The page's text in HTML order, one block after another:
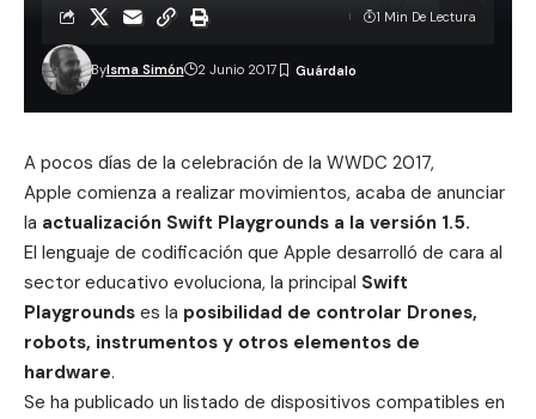
ByIsma Simón 2 Junio 2017
1 Min De Lectura
A pocos días de la celebración de la WWDC 2017,
Apple comienza a realizar movimientos, acaba de anunciar
la actualización Swift Playgrounds a la versión 1.5.
El lenguaje de codificación que Apple desarrolló de cara al
sector educativo evoluciona, la principal Swift
Playgrounds es la posibilidad de controlar Drones,
robots, instrumentos y otros elementos de
hardware.
Se ha publicado un listado de dispositivos compatibles en